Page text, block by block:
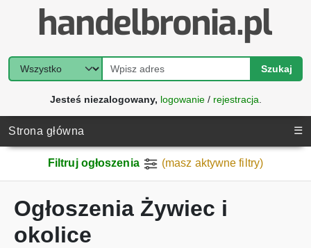
Szukaj
Jesteś niezalogowany, logowanie/ rejestracja
Strona główna ☰
Filtruj ogłoszenia (masz aktywne filtry)
Ogłoszenia Żywiec i
okolice